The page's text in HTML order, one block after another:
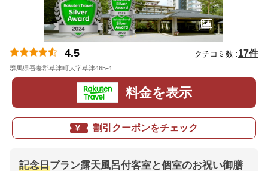
4.5 クチコミ数 :17件
群馬県吾妻郡草津町大字草津465-4
料金を表示
割引クーポンをチェック
記念日プラン露天風呂付客室と個室のお祝い御膳